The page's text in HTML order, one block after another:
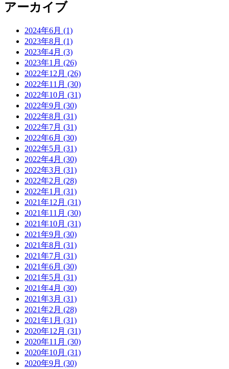
アーカイブ
2024年6月 (1)
2023年8月 (1)
2023年4月 (3)
2023年1月 (26)
2022年12月 (26)
2022年11月 (30)
2022年10月 (31)
2022年9月 (30)
2022年8月 (31)
2022年7月 (31)
2022年6月 (30)
2022年5月 (31)
2022年4月 (30)
2022年3月 (31)
2022年2月 (28)
2022年1月 (31)
2021年12月 (31)
2021年11月 (30)
2021年10月 (31)
2021年9月 (30)
2021年8月 (31)
2021年7月 (31)
2021年6月 (30)
2021年5月 (31)
2021年4月 (30)
2021年3月 (31)
2021年2月 (28)
2021年1月 (31)
2020年12月 (31)
2020年11月 (30)
2020年10月 (31)
2020年9月 (30)